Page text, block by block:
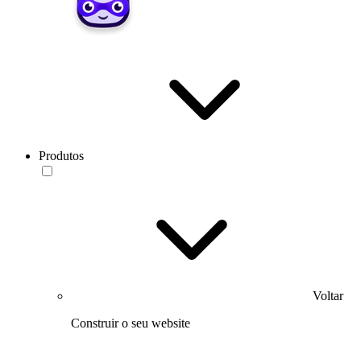
Produtos
Voltar
Construir o seu website